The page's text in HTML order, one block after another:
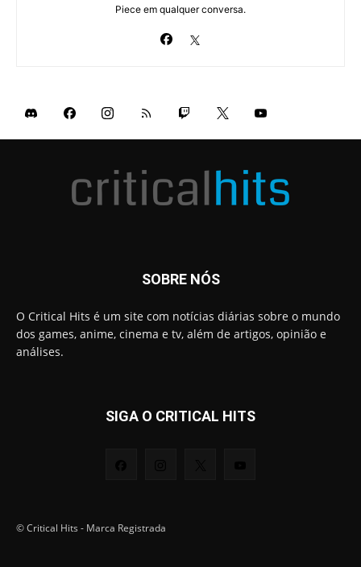
Piece em qualquer conversa.
SOBRE NÓS
O Critical Hits é um site com notícias diárias sobre o mundo
dos games, anime, cinema e tv, além de artigos, opinião e
análises.
SIGA O CRITICAL HITS
© Critical Hits - Marca Registrada